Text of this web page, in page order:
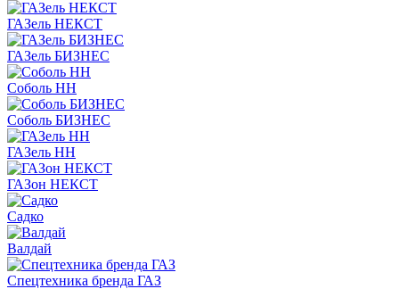
ГАЗель НЕКСТ
ГАЗель БИЗНЕС
Соболь НН
Соболь БИЗНЕС
ГАЗель НН
ГАЗон НЕКСТ
Садко
Валдай
Спецтехника бренда ГАЗ